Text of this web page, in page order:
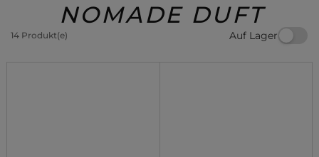
NOMADE DUFT
14 Produkt(e) Auf Lager